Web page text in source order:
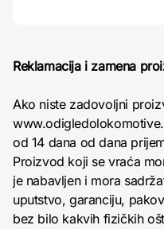
Reklamacija i zamena
Ako niste zadovoljni
od 14 dana od dana
Proizvod koji se vraća
je nabavljen i mora
uputstvo, garanciju,
bez bilo kakvih fizičkih